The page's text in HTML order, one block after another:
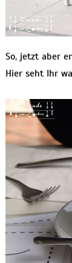
So, jetzt aber
Hier seht Ihr